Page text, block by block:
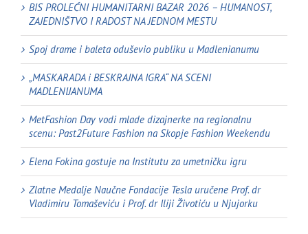
BIS PROLEĆNI HUMANITARNI BAZAR 2026 – HUMANOST,
ZAJEDNIŠTVO I RADOST NA JEDNOM MESTU
Spoj drame i baleta oduševio publiku u Madlenianumu
„MASKARADA i BESKRAJNA IGRA“ NA SCENI
MADLENIJANUMA
MetFashion Day vodi mlade dizajnerke na regionalnu
scenu: Past2Future Fashion na Skopje Fashion Weekendu
Elena Fokina gostuje na Institutu za umetničku igru
Zlatne Medalje Naučne Fondacije Tesla uručene Prof. dr
Vladimiru Tomaševiću i Prof. dr Iliji Životiću u Njujorku